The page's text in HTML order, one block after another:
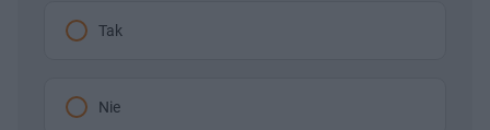
Tak
Nie